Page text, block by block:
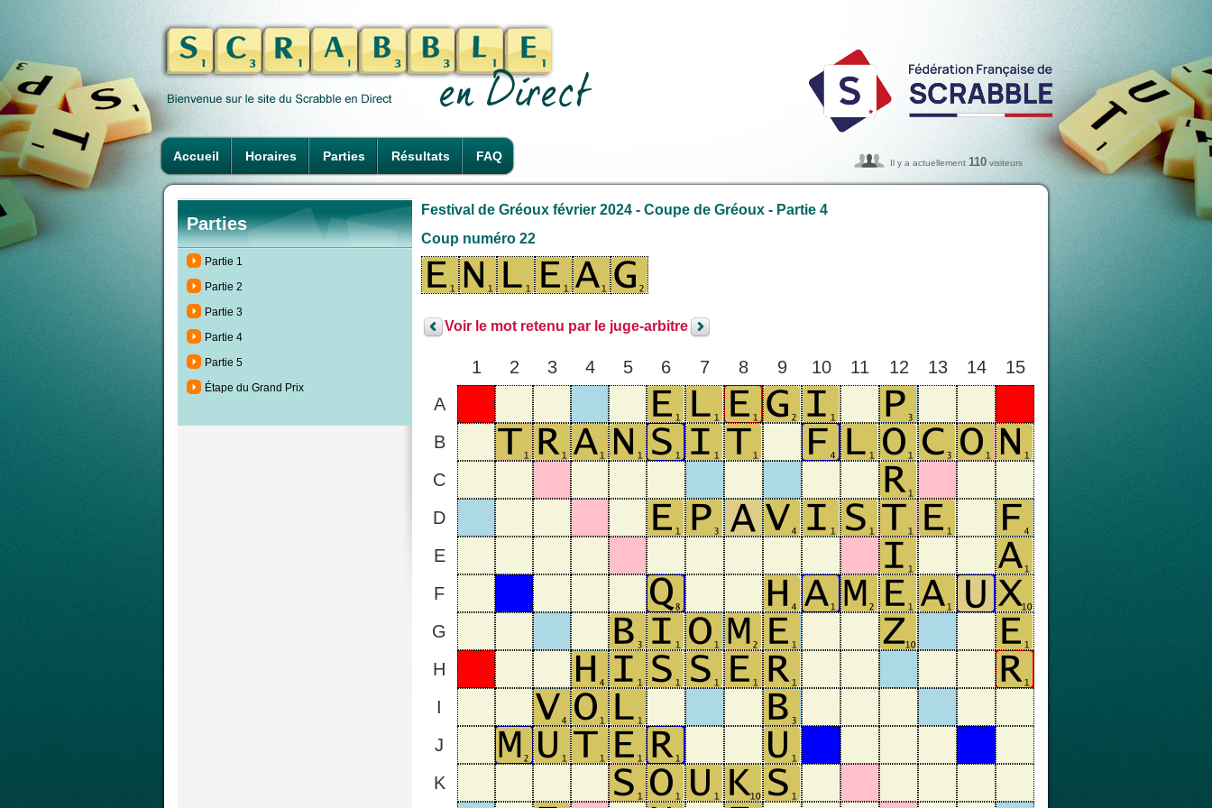
Accueil Horaires Parties Résultats FAQ Il y a actuellement 110 visiteurs
Parties
Partie 1
Partie 2
Partie 3
Partie 4
Partie 5
Étape du Grand Prix
Festival de Gréoux février 2024 - Coupe de Gréoux - Partie 4
Coup numéro 22
Voir le mot retenu par le juge-arbitre
1 2 3 4 5 6 7 8 9 10 11 12 13 14
15
A
B
C
D
E
F
G
H
I
J
K